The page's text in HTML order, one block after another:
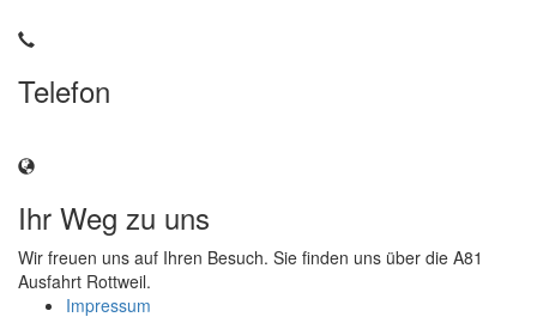
Telefon
Ihr Weg zu uns
Wir freuen uns auf Ihren Besuch. Sie finden uns über die A81
Ausfahrt Rottweil.
Impressum